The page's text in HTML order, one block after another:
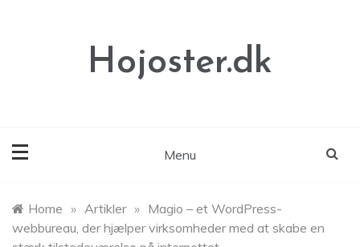
Hojoster.dk
Menu
Home » Artikler » Magio – et WordPress-
webbureau, der hjælper virksomheder med at skabe en